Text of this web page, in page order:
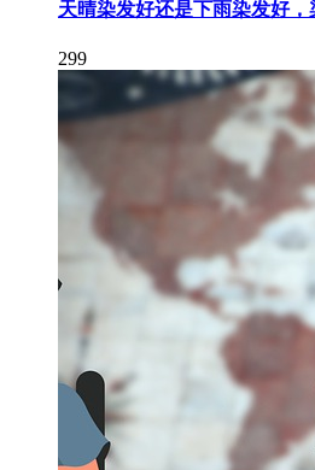
天晴染发好还是下雨染发好
299